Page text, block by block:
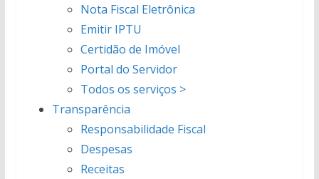
Nota Fiscal Eletrônica
Emitir IPTU
Certidão de Imóvel
Portal do Servidor
Todos os serviços >
Transparência
Responsabilidade Fiscal
Despesas
Receitas